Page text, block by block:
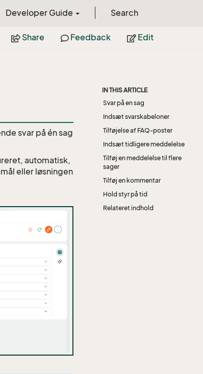
Developer Guide Search
Share Feedback Edit
svar på én sag
automatisk,
eller løsningen
IN THIS ARTICLE
Svar på en sag
Indsæt svarskabeloner
Tilføjelse af FAQ-poster
Indsæt tidligere meddelelse
Tilføj en meddelelse til flere
sager
Tilføj en kommentar
Hold styr på tid
Relateret indhold